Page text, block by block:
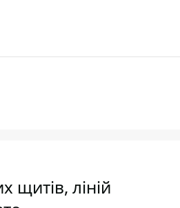
щитів, ліній